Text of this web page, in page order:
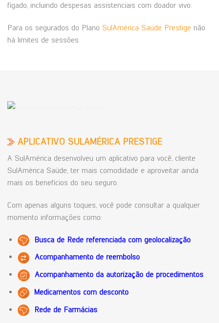
fígado, incluindo despesas assistenciais com doador vivo.
Para os segurados do Plano SulAmérica Saúde Prestige não
há limites de sessões.
APLICATIVO SULAMÉRICA PRESTIGE
A SulAmérica desenvolveu um aplicativo para você, cliente
SulAmérica Saúde, ter mais comodidade e aproveitar ainda
mais os benefícios do seu seguro.
Com apenas alguns toques, você pode consultar a qualquer
momento informações como:
Busca de Rede referenciada com geolocalização
Acompanhamento de reembolso
Acompanhamento da autorização de procedimentos
Medicamentos com desconto
Rede de Farmácias